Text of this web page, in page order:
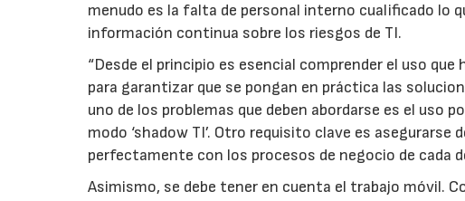
menudo es la falta de personal interno cualificado lo
información continua sobre los riesgos de TI.
“Desde el principio es esencial comprender el uso
para garantizar que se pongan en práctica las
uno de los problemas que deben abordarse es el uso
modo ‘shadow TI’. Otro requisito clave es
perfectamente con los procesos de negocio de cada
Asimismo, se debe tener en cuenta el trabajo móvil.